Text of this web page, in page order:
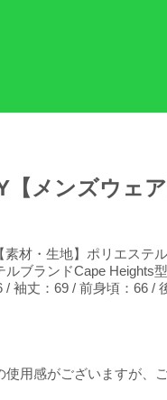
メンズウェア
材・生地】ポリエステ
ブランドCape Heights
袖丈：69 / 前身頃：66 /
用感がございますが、